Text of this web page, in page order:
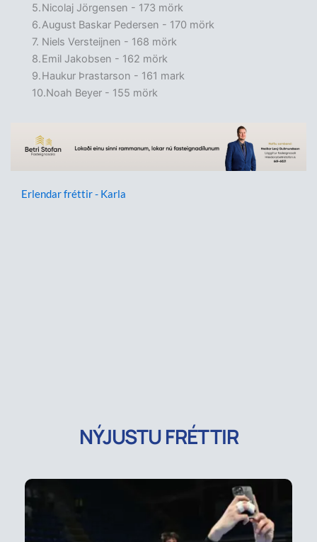
Nicolaj Jörgensen - 173 mörk
August Baskar Pedersen - 170 mörk
Niels Versteijnen - 168 mörk
Emil Jakobsen - 162 mörk
Haukur Þrastarson - 161 mark
Noah Beyer - 155 mörk
Erlendar fréttir - Karla
NÝJUSTU FRÉTTIR